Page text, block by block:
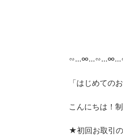
【20％
初回お取
https://
「はじめての
こんにちは！
★初回お取引